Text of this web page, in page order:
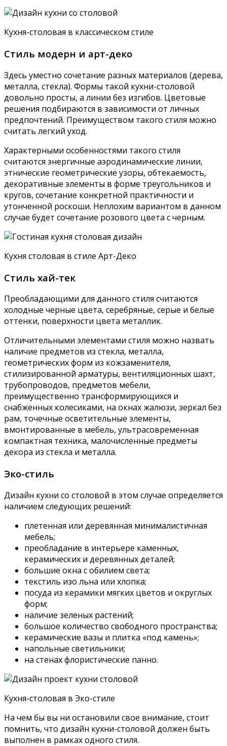
Кухня-столовая в классическом стиле
Стиль модерн и арт-деко
Здесь уместно сочетание разных материалов (дерева,
металла, стекла). Формы такой кухни-столовой
довольно просты, а линии без изгибов. Цветовые
решения подбираются в зависимости от личных
предпочтений. Преимуществом такого стиля можно
считать легкий уход.
Характерными особенностями такого стиля
считаются энергичные аэродинамические линии,
этнические геометрические узоры, обтекаемость,
декоративные элементы в форме треугольников и
кругов, сочетание конкретной практичности и
утонченной роскоши. Неплохим вариантом в данном
случае будет сочетание розового цвета с черным.
Кухня столовая в стиле Арт-Деко
Стиль хай-тек
Преобладающими для данного стиля считаются
холодные черные цвета, серебряные, серые и белые
оттенки, поверхности цвета металлик.
Отличительными элементами стиля можно назвать
наличие предметов из стекла, металла,
геометрических форм из кожзаменителя,
стилизированной арматуры, вентиляционных шахт,
трубопроводов, предметов мебели,
преимущественно трансформирующихся и
снабженных колесиками, на окнах жалюзи, зеркал без
рам, точечные осветительные элементы,
вмонтированные в мебель, ультрасовременная
компактная техника, малочисленные предметы
декора из стекла и металла.
Эко-стиль
Дизайн кухни со столовой в этом случае определяется
наличием следующих решений:
плетенная или деревянная минималистичная
мебель;
преобладание в интерьере каменных,
керамических и деревянных деталей;
большие окна с обилием света;
текстиль изо льна или хлопка;
посуда из керамики мягких цветов и округлых
форм;
наличие зеленых растений;
большое количество свободного пространства;
керамические вазы и плитка «под камень»;
напольные светильники;
на стенах флористические панно.
Кухня-столовая в Эко-стиле
На чем бы вы ни остановили свое внимание, стоит
помнить, что дизайн кухни-столовой должен быть
выполнен в рамках одного стиля.